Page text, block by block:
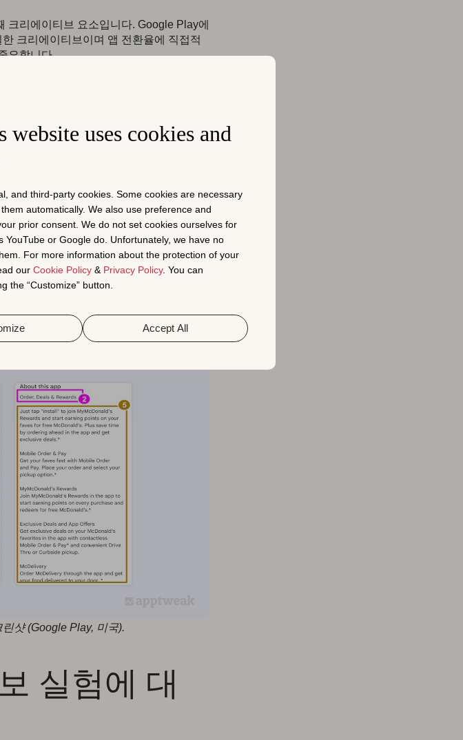
uses cookies and
and third-party cookies. Some cookies are necessary
automatically. We also use preference and
prior consent. We do not set cookies ourselves for
or Google do. Unfortunately, we have no
For more information about the protection of your
our Cookie Policy & Privacy Policy. You can
the “Customize” button.
Accept All
크리에이티브 요소입니다. Google Play에
크리에이티브이며 앱 전환율에 직접적
요합니다.
표시되는 메타데이터 요소입니다 (테스
기 동영상과 스크린샷 바로 아래에 나
설명은 앱의 가시성과 전환에 직접적인 영
스크린샷 앞에 나타나 장치 보기의 대부
소입니다.
앱을 다운로드한 후 기대할 수 있는 경험
적인 영향을 미칠 수 있습니다.
샷 (Google Play, 미국).
실험에 대